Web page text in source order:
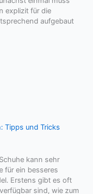
explizit für die
aufgebaut
Tipps und Tricks
kann sehr
für ein besseres
Erstens gibt es oft
sind, wie zum